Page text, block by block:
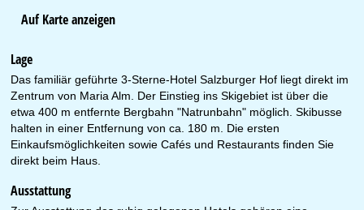
Auf Karte anzeigen
Lage
Das familiär geführte 3-Sterne-Hotel Salzburger Hof liegt direkt im
Zentrum von Maria Alm. Der Einstieg ins Skigebiet ist über die
etwa 400 m entfernte Bergbahn "Natrunbahn" möglich. Skibusse
halten in einer Entfernung von ca. 180 m. Die ersten
Einkaufsmöglichkeiten sowie Cafés und Restaurants finden Sie
direkt beim Haus.
Ausstattung